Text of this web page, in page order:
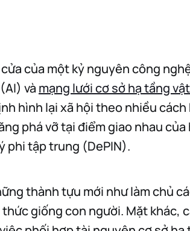
của một kỷ nguyên công
và mạng lưới cơ sở hạ tầng
hình lại xã hội theo nhiều cách
phá vỡ tại điểm giao nhau của
phi tập trung (DePIN).
thành tựu mới như làm chủ
giống con người. Mặt khác,